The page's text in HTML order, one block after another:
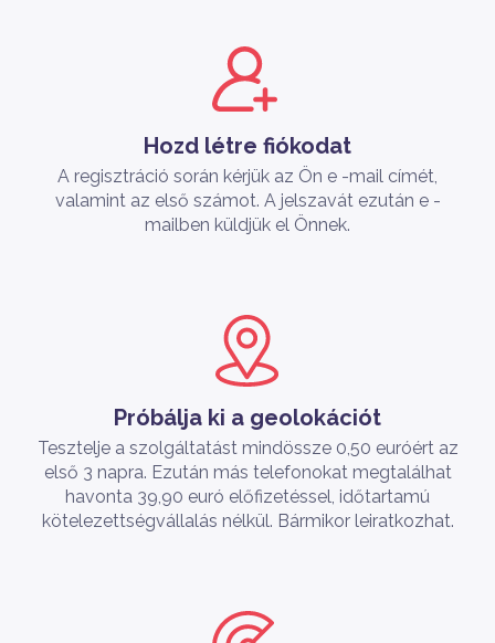
Hozd létre fiókodat
A regisztráció során kérjük az Ön e -mail címét,
valamint az első számot. A jelszavát ezután e -
mailben küldjük el Önnek.
Próbálja ki a geolokációt
Tesztelje a szolgáltatást mindössze 0,50 euróért az
első 3 napra. Ezután más telefonokat megtalálhat
havonta 39,90 euró előfizetéssel, időtartamú
kötelezettségvállalás nélkül. Bármikor leiratkozhat.